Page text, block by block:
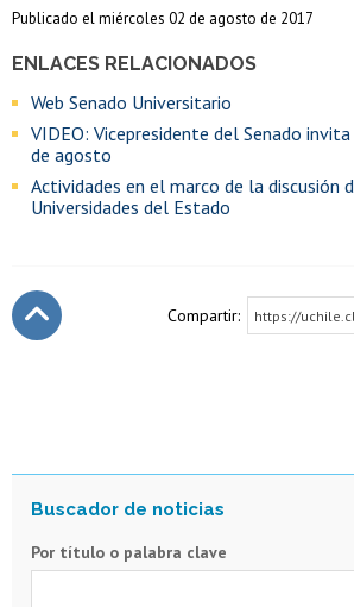
ENLACES RELACIONADOS
Web Senado Universitario
VIDEO: Vicepresidente del Senado
de agosto
Actividades en el marco de la discusión
Universidades del Estado
Publicado el miércoles 02 de agosto de 2017
Compartir: https://
Por título o palabra clave